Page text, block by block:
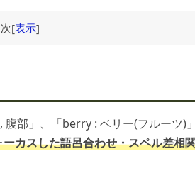
[表示]
部」、「berry : ベリー(フルーツ)
スした語呂合わせ・スペル差相